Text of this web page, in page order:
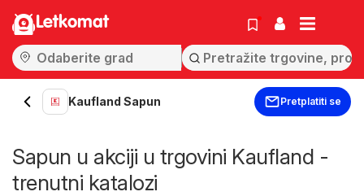
Letkomat
Kaufland Sapun Pretplatiti se
Sapun u akciji u trgovini Kaufland -
trenutni katalozi